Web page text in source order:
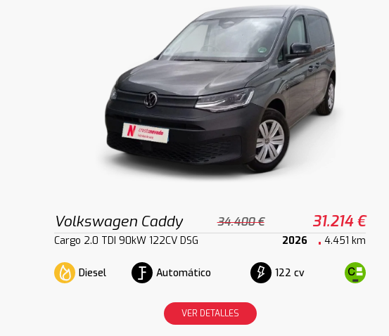
Volkswagen Caddy 34.400 € 31.214 €
Cargo 2.0 TDI 90kW 122CV DSG 2026 4.451 km
Diesel Automático 122 cv
VER DETALLES